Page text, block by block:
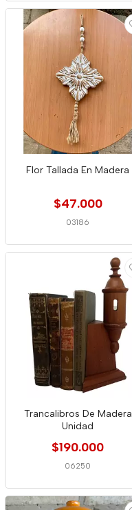
Flor Tallada En Madera
$47.000
03186
Trancalibros De Madera
Unidad
$190.000
06250